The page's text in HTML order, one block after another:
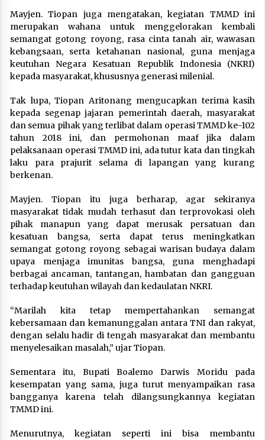
Mayjen. Tiopan juga mengatakan, kegiatan TMMD ini
merupakan wahana untuk menggelorakan kembali
semangat gotong royong, rasa cinta tanah air, wawasan
kebangsaan, serta ketahanan nasional, guna menjaga
keutuhan Negara Kesatuan Republik Indonesia (NKRI)
kepada masyarakat, khususnya generasi milenial.
Tak lupa, Tiopan Aritonang mengucapkan terima kasih
kepada segenap jajaran pemerintah daerah, masyarakat
dan semua pihak yang terlibat dalam operasi TMMD ke-102
tahun 2018 ini, dan permohonan maaf jika dalam
pelaksanaan operasi TMMD ini, ada tutur kata dan tingkah
laku para prajurit selama di lapangan yang kurang
berkenan.
Mayjen. Tiopan itu juga berharap, agar sekiranya
masyarakat tidak mudah terhasut dan terprovokasi oleh
pihak manapun yang dapat merusak persatuan dan
kesatuan bangsa, serta dapat terus meningkatkan
semangat gotong royong sebagai warisan budaya dalam
upaya menjaga imunitas bangsa, guna menghadapi
berbagai ancaman, tantangan, hambatan dan gangguan
terhadap keutuhan wilayah dan kedaulatan NKRI.
“Marilah kita tetap mempertahankan semangat
kebersamaan dan kemanunggalan antara TNI dan rakyat,
dengan selalu hadir di tengah masyarakat dan membantu
menyelesaikan masalah,” ujar Tiopan.
Sementara itu, Bupati Boalemo Darwis Moridu pada
kesempatan yang sama, juga turut menyampaikan rasa
bangganya karena telah dilangsungkannya kegiatan
TMMD ini.
Menurutnya, kegiatan seperti ini bisa membantu